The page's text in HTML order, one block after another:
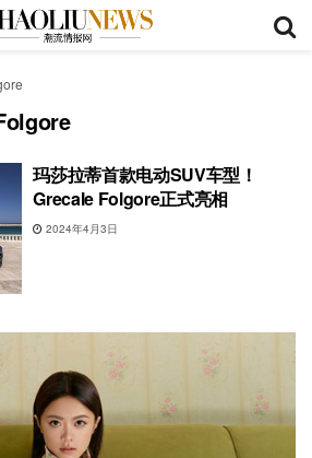
玛莎拉蒂首款电动SUV车型！
Grecale Folgore正式亮相
2024年4月3日